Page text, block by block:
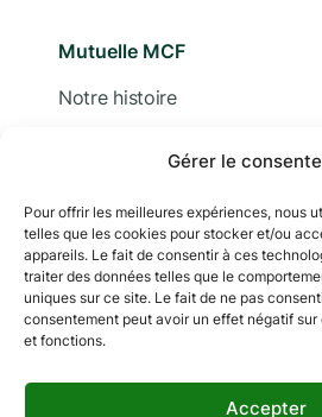
Gérer le
Pour offrir les meilleures expériences, nous
telles que les cookies pour stocker et/ou
appareils. Le fait de consentir à ces
traiter des données telles que le
uniques sur ce site. Le fait de ne pas
consentement peut avoir un effet négatif
et fonctions.
Accepter
Mutuelle MCF
Notre histoire
Adhérer
Documentation